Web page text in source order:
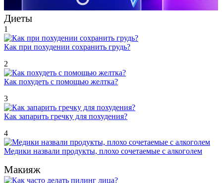
Диеты
1
Как при похудении сохранить грудь?
2
Как похудеть с помощью желтка?
3
Как запарить гречку для похудения?
4
Медики назвали продукты, плохо сочетаемые с алкоголем
Макияж